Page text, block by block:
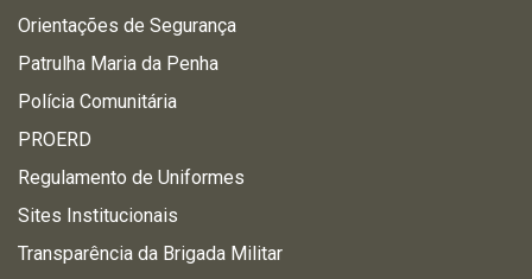
Orientações de Segurança
Patrulha Maria da Penha
Polícia Comunitária
PROERD
Regulamento de Uniformes
Sites Institucionais
Transparência da Brigada Militar